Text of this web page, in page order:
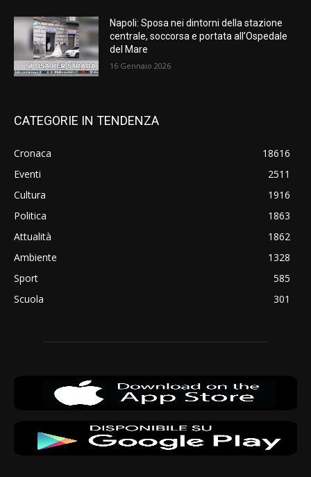
Napoli: Sposa nei dintorni della stazione
centrale, soccorsa e portata all’Ospedale
del Mare
16 Gennaio 2026
CATEGORIE IN TENDENZA
Cronaca
18616
Eventi
2511
Cultura
1916
Politica
1863
Attualità
1862
Ambiente
1328
Sport
585
Scuola
301